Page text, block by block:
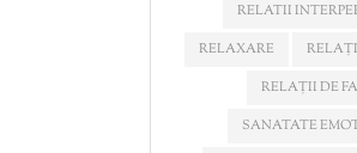
RELATII
RELAXARE
RELAȚII DE
SANATATE